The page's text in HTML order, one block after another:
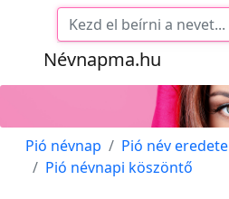
Névnapma.hu
Pió névnap
Pió név eredete
Pió névnapi köszöntő